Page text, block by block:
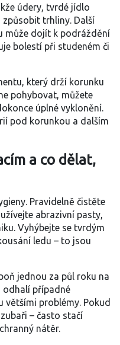
údery, tvrdé jídlo
trhliny. Další
může dojít k podráždění
bolestí při studeném či
který drží korunku
pohybovat, můžete
úplné vyklonění.
pod korunkou a dalším
a co dělat,
Pravidelně čistěte
abrazivní pasty,
Vyhýbejte se tvrdým
ledu – to jsou
jednou za půl roku na
případné
většími problémy. Pokud
– často stačí
nátěr.